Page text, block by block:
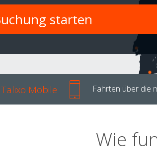
Talixo Mobile Fahrten über die
Wie